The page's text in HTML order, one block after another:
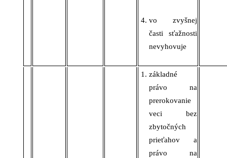
vo zvyšnej
časti sťažnosti
nevyhovuje
základné
právo na
prerokovanie
veci bez
zbytočných
prieťahov a
právo na